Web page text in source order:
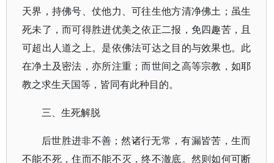
天界，持佛号、仗他力、可往生他方清净佛土；虽生
死未了，而可得胜进优美之依正二报，免四趣苦，且
可超出人道之上。是依佛法可达之目的与效果也。此
在净土及密法，亦所注重；而世间之高等宗教，如耶
教之求生天国等，皆同有此种目的。
三、生死解脱
后世胜进非不善；然诸行无常，有漏皆苦，生而
不能不死，住而不能不灭，终不澈底。然则如何可断